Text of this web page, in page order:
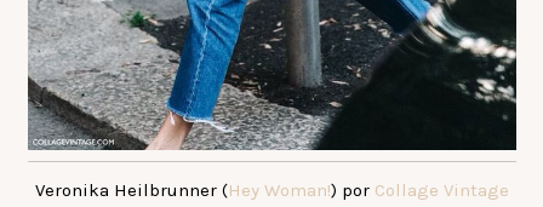
Veronika Heilbrunner (Hey Woman!) por Collage Vintage